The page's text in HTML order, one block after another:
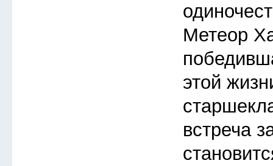
Метеор
этой
встреча